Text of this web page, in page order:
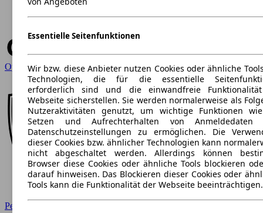
Opel
Peugeot
Essentielle Seitenfunktionen
Wir bzw. diese Anbieter nutzen Cookies oder ähnliche
Technologien, die für die essentielle
erforderlich sind und die einwandfreie
Webseite sicherstellen. Sie werden normalerweise als
Nutzeraktivitäten genutzt, um wichtige Funktionen
Setzen und Aufrechterhalten von Anmeldedaten
Datenschutzeinstellungen zu ermöglichen. Die
dieser Cookies bzw. ähnlicher Technologien kann
nicht abgeschaltet werden. Allerdings können
Browser diese Cookies oder ähnliche Tools blockieren
darauf hinweisen. Das Blockieren dieser Cookies oder
Tools kann die Funktionalität der Webseite beeinträchtigen.